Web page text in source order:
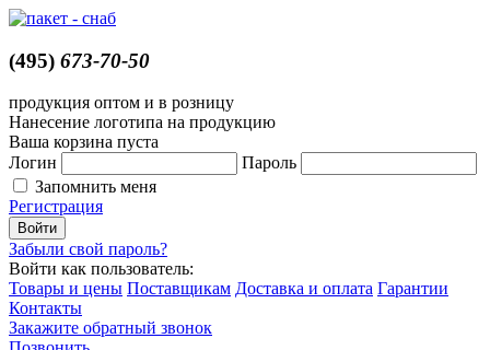
(495) 673-70-50
продукция оптом и в розницу
Нанесение логотипа на продукцию
Ваша корзина пуста
Логин
Пароль
Запомнить меня
Регистрация
Забыли свой пароль?
Войти как пользователь:
Товары и цены Поставщикам Доставка и оплата Гарантии
Контакты
Закажите обратный звонок